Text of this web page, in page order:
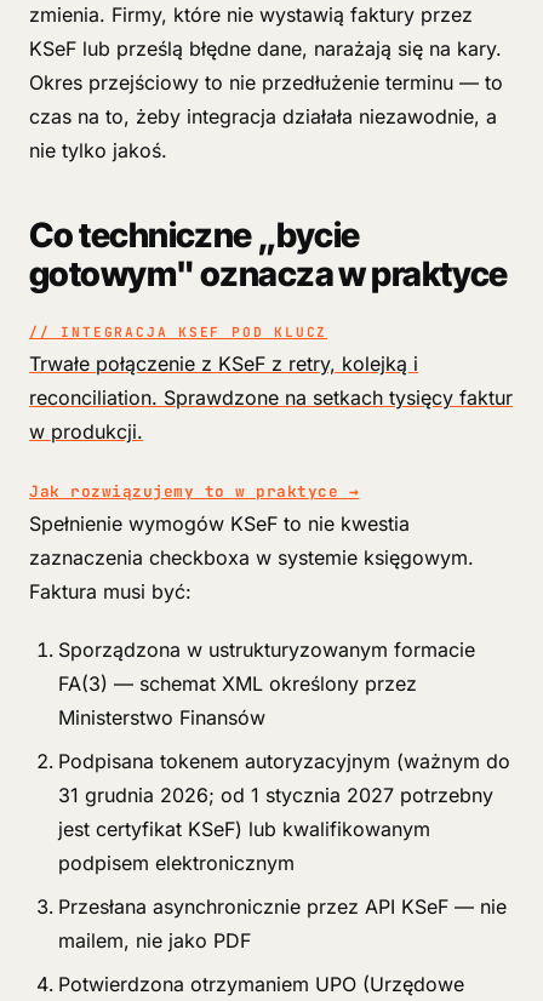
zmienia. Firmy, które nie wystawią faktury przez
KSeF lub prześlą błędne dane, narażają się na kary.
Okres przejściowy to nie przedłużenie terminu — to
czas na to, żeby integracja działała niezawodnie, a
nie tylko jakoś.
Co techniczne „bycie
gotowym" oznacza w praktyce
// INTEGRACJA KSEF POD KLUCZ
Trwałe połączenie z KSeF z retry, kolejką i
reconciliation. Sprawdzone na setkach tysięcy faktur
w produkcji.
Jak rozwiązujemy to w praktyce →
Spełnienie wymogów KSeF to nie kwestia
zaznaczenia checkboxa w systemie księgowym.
Faktura musi być:
Sporządzona w ustrukturyzowanym formacie
FA(3) — schemat XML określony przez
Ministerstwo Finansów
Podpisana tokenem autoryzacyjnym (ważnym do
31 grudnia 2026; od 1 stycznia 2027 potrzebny
jest certyfikat KSeF) lub kwalifikowanym
podpisem elektronicznym
Przesłana asynchronicznie przez API KSeF — nie
mailem, nie jako PDF
Potwierdzona otrzymaniem UPO (Urzędowe